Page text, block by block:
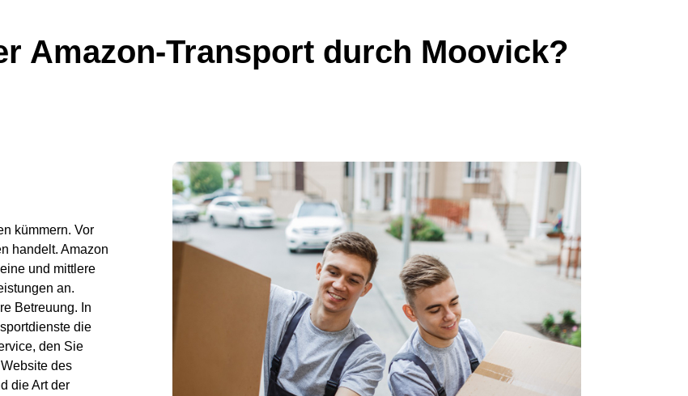
Amazon-Transport durch Moovick?
kümmern. Vor
handelt. Amazon
und mittlere
an.
Betreuung. In
die
den Sie
des
die Art der